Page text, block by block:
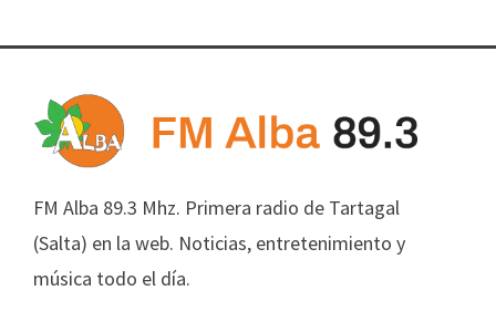
FM Alba 89.3 Mhz. Primera radio de Tartagal
(Salta) en la web. Noticias, entretenimiento y
música todo el día.